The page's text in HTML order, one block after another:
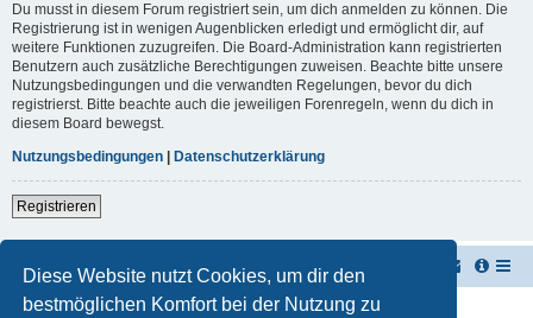
Diese Website nutzt Cookies, um dir den
bestmöglichen Komfort bei der Nutzung zu
Du musst in diesem Forum registriert sein, um dich anmelden zu können. Die
Registrierung ist in wenigen Augenblicken erledigt und ermöglicht dir, auf
weitere Funktionen zuzugreifen. Die Board-Administration kann registrierten
Benutzern auch zusätzliche Berechtigungen zuweisen. Beachte bitte unsere
Nutzungsbedingungen und die verwandten Regelungen, bevor du dich
registrierst. Bitte beachte auch die jeweiligen Forenregeln, wenn du dich in
diesem Board bewegst.
Nutzungsbedingungen
Datenschutzerklärung
Registrieren
TUK TUK Thailand Reisetipps Foren-Übersicht
Powered byphpBB ® Forum Software © phpBB Limited